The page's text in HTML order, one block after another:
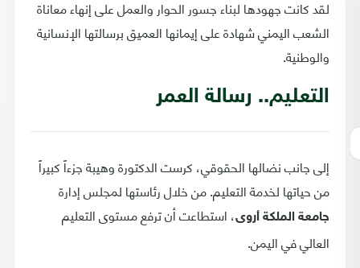
لقد كانت جهودها لبناء جسور الحوار والعمل على إنهاء معاناة
الشعب اليمني شهادة على إيمانها العميق برسالتها الإنسانية
والوطنية.
التعليم.. رسالة العمر
إلى جانب نضالها الحقوقي، كرست الدكتورة وهيبة جزءاً كبيراً
من حياتها لخدمة التعليم. من خلال رئاستها لمجلس إدارة
جامعة الملكة أروى، استطاعت أن ترفع مستوى التعليم
العالي في اليمن.